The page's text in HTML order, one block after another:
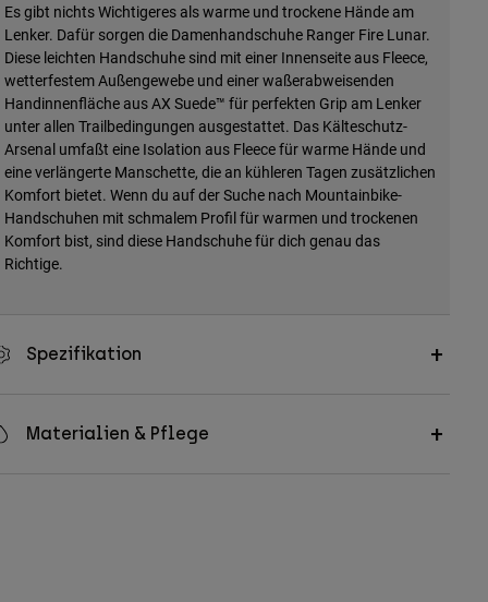
Es gibt nichts Wichtigeres als warme und trockene Hände am
Lenker. Dafür sorgen die Damenhandschuhe Ranger Fire Lunar.
Diese leichten Handschuhe sind mit einer Innenseite aus Fleece,
wetterfestem Außengewebe und einer waßerabweisenden
Handinnenfläche aus AX Suede™ für perfekten Grip am Lenker
unter allen Trailbedingungen ausgestattet. Das Kälteschutz-
Arsenal umfaßt eine Isolation aus Fleece für warme Hände und
eine verlängerte Manschette, die an kühleren Tagen zusätzlichen
Komfort bietet. Wenn du auf der Suche nach Mountainbike-
Handschuhen mit schmalem Profil für warmen und trockenen
Komfort bist, sind diese Handschuhe für dich genau das
Richtige.
Spezifikation
Materialien & Pflege